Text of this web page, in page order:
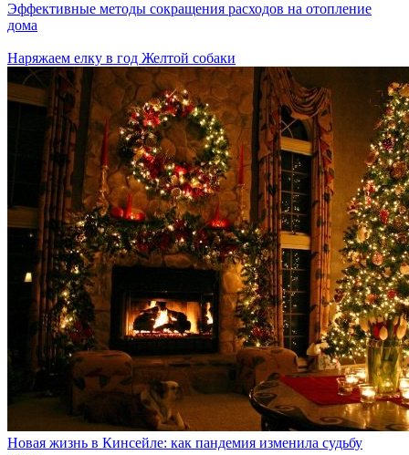
Эффективные методы сокращения расходов на отопление
дома
Наряжаем елку в год Желтой собаки
Новая жизнь в Кинсейле: как пандемия изменила судьбу